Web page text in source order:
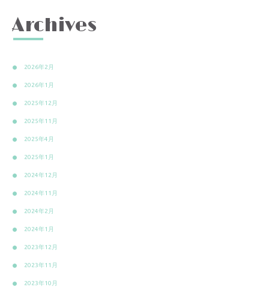
Archives
2026年2月
2026年1月
2025年12月
2025年11月
2025年4月
2025年1月
2024年12月
2024年11月
2024年2月
2024年1月
2023年12月
2023年11月
2023年10月